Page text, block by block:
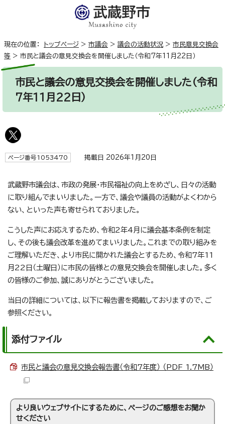
現在の位置： トップページ > 市議会 > 議会の活動状況 > 市民意見交換会
等 > 市民と議会の意見交換会を開催しました（令和7年11月22日）
市民と議会の意見交換会を開催しました（令和
7年11月22日）
ページ番号1053470 掲載日 2026年1月20日
武蔵野市議会は、市政の発展・市民福祉の向上をめざし、日々の活動
に取り組んでまいりました。一方で、議会や議員の活動がよくわから
ない、といった声も寄せられておりました。
こうした声にお応えするため、令和2年4月に議会基本条例を制定
し、その後も議会改革を進めてまいりました。これまでの取り組みを
ご理解いただき、より市民に開かれた議会とするため、令和7年11
月22日（土曜日）に市民の皆様との意見交換会を開催しました。多く
の皆様のご参加、誠にありがとうございました。
当日の詳細については、以下に報告書を掲載しておりますので、ご
参照ください。
添付ファイル
市民と議会の意見交換会報告書（令和7年度） （PDF 1.7MB）
より良いウェブサイトにするために、ページのご感想をお聞か
せください